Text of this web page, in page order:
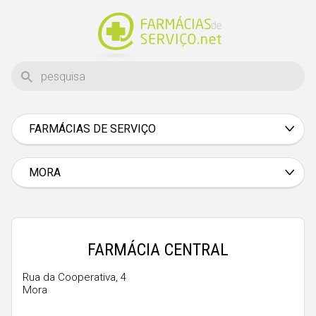
FARMÁCIAS DE SERVIÇO
Braga
Bragança
Castelo Branco
Évora
MORA
FARMÁCIA CENTRAL
Rua da Cooperativa, 4
Mora